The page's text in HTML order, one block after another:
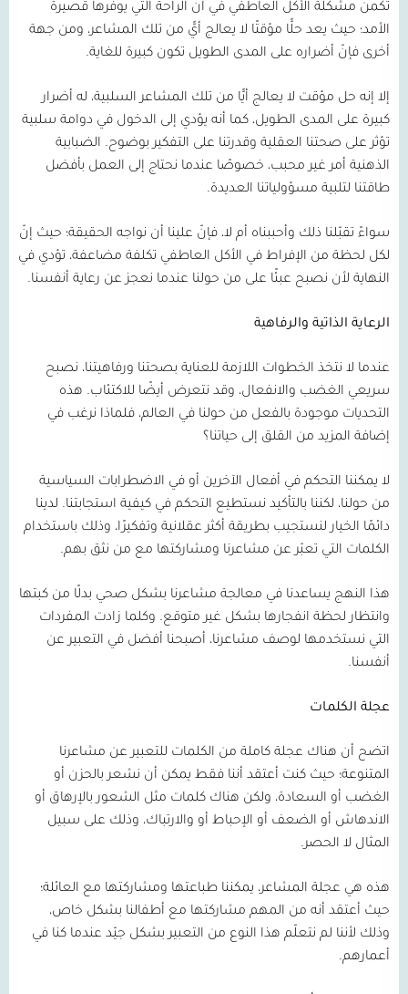
تكمن مشكلة الأكل العاطفي في أن الراحة التي يوفرها قصيرة
الأمد؛ حيث يعد حلًّا مؤقتًا لا يعالج أيًّ من تلك المشاعر، ومن جهة
أخرى فإنّ أضراره على المدى الطويل تكون كبيرة للغاية.
إلا إنه حل مؤقت لا يعالج أيًّا من تلك المشاعر السلبية، له أضرار
كبيرة على المدى الطويل، كما أنه يؤدي إلى الدخول في دوامة سلبية
تؤثر على صحتنا العقلية وقدرتنا على التفكير بوضوح. الضبابية
الذهنية أمر غير محبب، خصوصًا عندما نحتاج إلى العمل بأفضل
طاقتنا لتلبية مسؤولياتنا العديدة.
سواءً تقبّلنا ذلك وأحببناه أم لا، فإنّ علينا أن نواجه الحقيقة؛ حيث إنّ
لكل لحظة من الإفراط في الأكل العاطفي تكلفة مضاعفة، تؤدي في
النهاية لأن نصبح عبئًا على من حولنا عندما نعجز عن رعاية أنفسنا.
الرعاية الذاتية والرفاهية
عندما لا نتخذ الخطوات اللازمة للعناية بصحتنا ورفاهيتنا، نصبح
سريعي الغضب والانفعال، وقد نتعرض أيضًا للاكتئاب. هذه
التحديات موجودة بالفعل من حولنا في العالم، فلماذا نرغب في
إضافة المزيد من القلق إلى حياتنا؟
لا يمكننا التحكم في أفعال الآخرين أو في الاضطرابات السياسية
من حولنا، لكننا بالتأكيد نستطيع التحكم في كيفية استجابتنا. لدينا
دائمًا الخيار لنستجيب بطريقة أكثر عقلانية وتفكيرًا، وذلك باستخدام
الكلمات التي تعبّر عن مشاعرنا ومشاركتها مع من نثق بهم.
هذا النهج يساعدنا في معالجة مشاعرنا بشكل صحي بدلًا من كبتها
وانتظار لحظة انفجارها بشكل غير متوقع. وكلما زادت المفردات
التي نستخدمها لوصف مشاعرنا، أصبحنا أفضل في التعبير عن
أنفسنا.
عجلة الكلمات
اتضح أن هناك عجلة كاملة من الكلمات للتعبير عن مشاعرنا
المتنوعة؛ حيث كنت أعتقد أننا فقط يمكن أن نشعر بالحزن أو
الغضب أو السعادة، ولكن هناك كلمات مثل الشعور بالإرهاق أو
الاندهاش أو الضعف أو الإحباط أو والارتباك، وذلك على سبيل
المثال لا الحصر.
هذه هي عجلة المشاعر، يمكننا طباعتها ومشاركتها مع العائلة؛
حيث أعتقد أنه من المهم مشاركتها مع أطفالنا بشكل خاص،
وذلك لأننا لم نتعلّم هذا النوع من التعبير بشكل جيّد عندما كنا في
أعمارهم.